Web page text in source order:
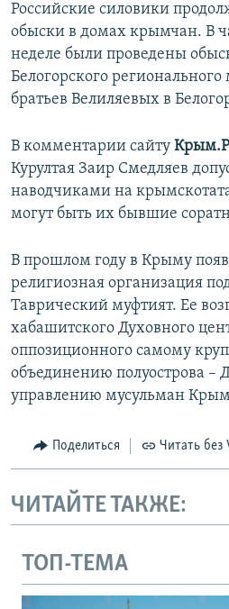
Российские силовики
обыски в домах крымчан. В
неделе были проведены
Белогорского
братьев Велиляевых в
В комментарии сайту
Курултая Заир Смедляев
наводчиками на
могут быть их бывшие
В прошлом году в Крыму
религиозная организация
Таврический муфтият. Ее
хабашитского Духовного
оппозиционного самому
объединению полуострова –
управлению мусульман
Поделиться Читать без
ЧИТАЙТЕ ТАКЖЕ:
ТОП-ТЕМА